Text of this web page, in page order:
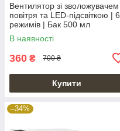
Вентилятор зі зволожувачем
повітря та LED-підсвіткою | 6
режимів | Бак 500 мл
В наявності
360 ₴ 700 ₴
Купити
–34%